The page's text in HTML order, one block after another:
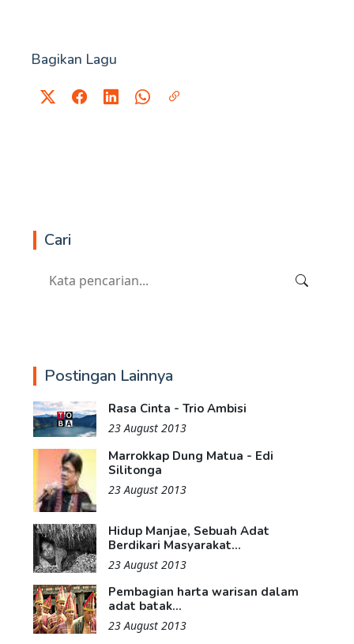
Bagikan Lagu
Cari
Postingan Lainnya
Rasa Cinta - Trio Ambisi
23 August 2013
Marrokkap Dung Matua - Edi
Silitonga
23 August 2013
Hidup Manjae, Sebuah Adat
Berdikari Masyarakat...
23 August 2013
Pembagian harta warisan dalam
adat batak...
23 August 2013